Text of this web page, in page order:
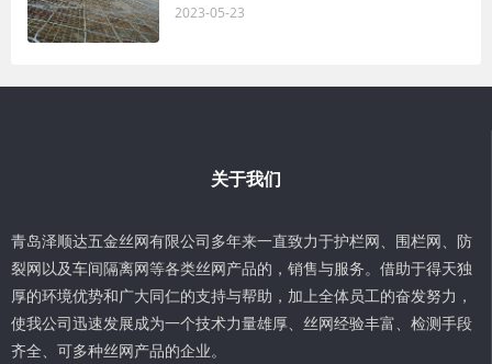
2023-05-23
关于我们
青岛泽顺达五金丝网有限公司多年来一直致力于护栏网、围栏网、防
裂网以及车间隔离网等各类丝网产品的，销售与服务。借助于得天独
厚的环境优势和广大同仁的支持与帮助，加上全体员工的奋发努力，
使我公司迅速发展成为一个技术力量雄厚、丝网经验丰富、检测手段
齐全、可多种丝网产品的企业。